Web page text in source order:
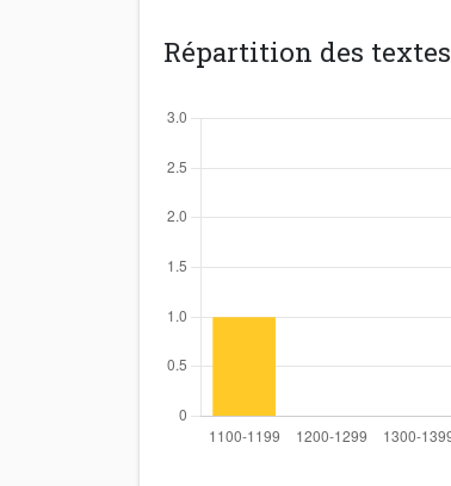
Répartition des textes